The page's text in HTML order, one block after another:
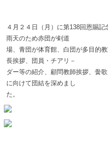
４月２４日（月）に第138回恩賜記
雨天のため赤団が剣道
場、青団が体育館、白団が多目的
長挨拶、団員・チアリ－
ダー等の紹介、顧問教師挨拶、黌
に向けて団結を深めまし
た。